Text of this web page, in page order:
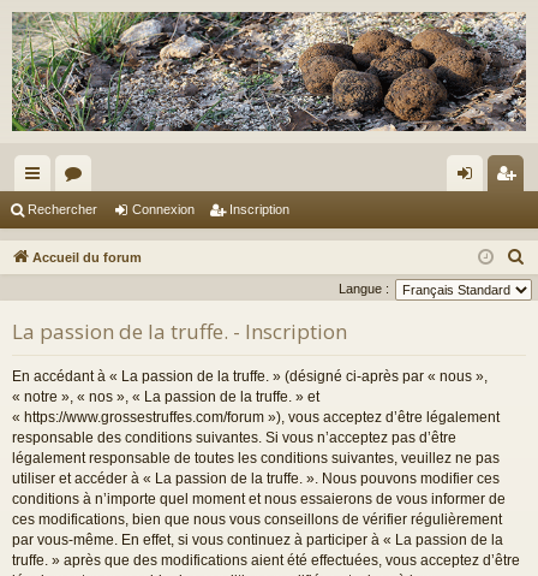
ac
co
s
or
u ne
xi
cri
pti
Rechercher Connexion Inscription
Accueil du forum
e
Langue :
La passion de la truffe. - Inscription
En accédant à « La passion de la truffe. » (désigné ci-après par « nous »,
« notre », « nos », « La passion de la truffe. » et
« https://www.grossestruffes.com/forum »), vous acceptez d’être légalement
responsable des conditions suivantes. Si vous n’acceptez pas d’être
légalement responsable de toutes les conditions suivantes, veuillez ne pas
utiliser et accéder à « La passion de la truffe. ». Nous pouvons modifier ces
conditions à n’importe quel moment et nous essaierons de vous informer de
ces modifications, bien que nous vous conseillons de vérifier régulièrement
par vous-même. En effet, si vous continuez à participer à « La passion de la
truffe. » après que des modifications aient été effectuées, vous acceptez d’être